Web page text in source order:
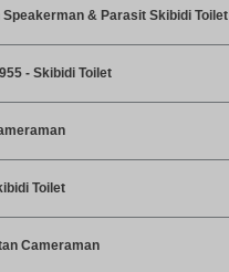
& Parasit Skibidi Toilet
- Skibidi Toilet
Toilet
Cameraman